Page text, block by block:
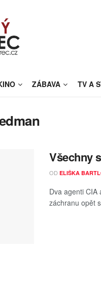
ZÁBAVA TV A
Všechny
OD ELIŠKA
Dva agenti CIA
záchranu opět